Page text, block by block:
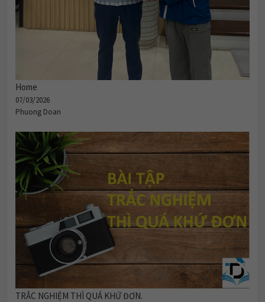
Home
07/03/2026
Phuong Doan
TRẮC NGHIỆM THÌ QUÁ KHỨ ĐƠN.